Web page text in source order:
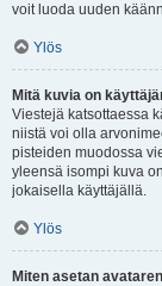
voit luoda uuden
Ylös
Mitä kuvia on
Viestejä katsottaessa
niistä voi olla
pisteiden muodossa
yleensä isompi kuva
jokaisella käyttäjällä.
Ylös
Miten asetan